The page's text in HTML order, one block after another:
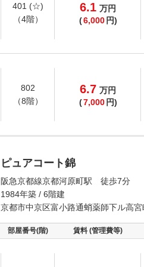
401 (☆)
（4階）
6.1 万円
(6,000 円)
802
（8階）
6.7 万円
(7,000 円)
ピュアコート錦
阪急京都線京都河原町駅 徒歩7分
1984年築 / 6階建
京都市中京区富小路通蛸薬師下ル高宮
部屋番号(階) 賃料 (管理費等)